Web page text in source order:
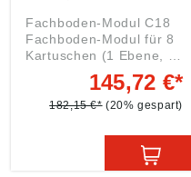
Fachboden-Modul C18
Fachboden-Modul für 8
Kartuschen (1 Ebene, 8
Fachteilungen). Maße in
= 345 Farbton: RAL
Angaben gemäß
Produktsicherheitsveror
dnung ((EU) 2023/998):
145,72 €*
182,15 €* (20% gespart)